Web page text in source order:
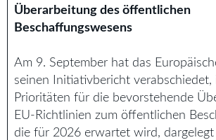
Überarbeitung des öffentlichen
Beschaffungswesens
Am 9. September hat das
seinen Initiativbericht verabschiedet,
Prioritäten für die bevorstehende
EU-Richtlinien zum öffentlichen
die für 2026 erwartet wird,